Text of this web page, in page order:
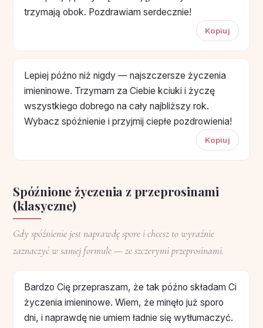
trzymają obok. Pozdrawiam serdecznie!
Kopiuj
Lepiej późno niż nigdy — najszczersze życzenia
imieninowe. Trzymam za Ciebie kciuki i życzę
wszystkiego dobrego na cały najbliższy rok.
Wybacz spóźnienie i przyjmij ciepłe pozdrowienia!
Kopiuj
Spóźnione życzenia z przeprosinami
(klasyczne)
Gdy spóźnienie jest naprawdę spore i chcesz to wyraźnie
zaznaczyć w samej formule — ze szczerymi przeprosinami.
Bardzo Cię przepraszam, że tak późno składam Ci
życzenia imieninowe. Wiem, że minęło już sporo
dni, i naprawdę nie umiem ładnie się wytłumaczyć.